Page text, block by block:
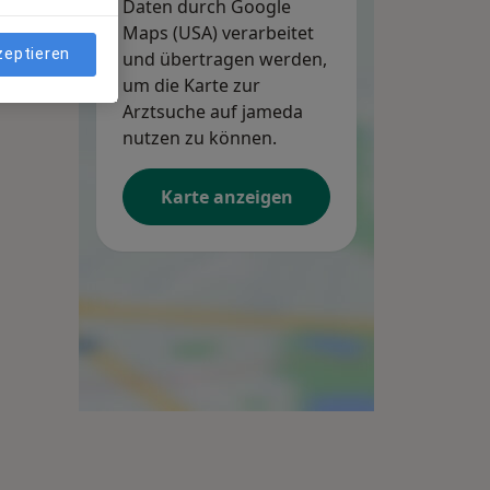
Daten durch Google
Maps (USA) verarbeitet
und übertragen werden,
um die Karte zur
Arztsuche auf jameda
nutzen zu können.
Karte anzeigen